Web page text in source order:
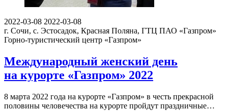
2022-03-08 2022-03-08
г. Сочи, с. Эстосадок, Красная Поляна, ГТЦ ПАО «Газпром»
Горно-туристический центр «Газпром»
Международный женский день
на курорте «Газпром» 2022
8 марта 2022 года на курорте «Газпром» в честь прекрасной
половины человечества на курорте пройдут праздничные…